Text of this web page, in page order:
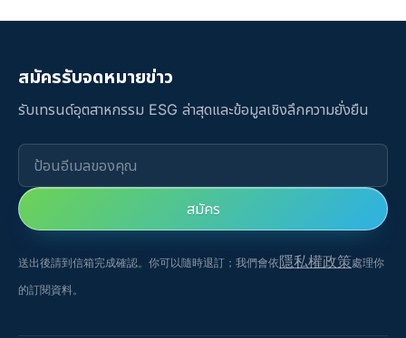
สมัครรับจดหมายข่าว
รับเทรนด์อุตสาหกรรม ESG ล่าสุดและข้อมูลเชิงลึกความยั่งยืน
ป้อนอีเมลของคุณ
สมัคร
送出後請到信箱完成確認。你可以隨時退訂；我們會依隱私權政策處理你
的訂閱資料。